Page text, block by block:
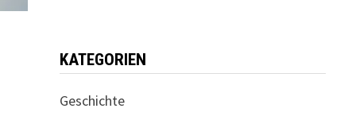
KATEGORIEN
Geschichte